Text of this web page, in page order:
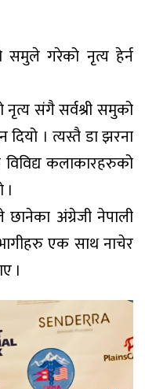
समुले गरेको नृत्य हेर्न
संगै सर्वश्री समुको
। त्यस्तै डा झरना
कलाकारहरुको
छानेका अंग्रेजी नेपाली
एक साथ नाचेर
।